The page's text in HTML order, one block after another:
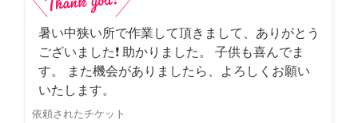
暑い中狭い所で作業して頂きまして、ありがとう
ございました❗️ 助かりました。 子供も喜んでま
す。 また機会がありましたら、よろしくお願い
いたします。
依頼されたチケット